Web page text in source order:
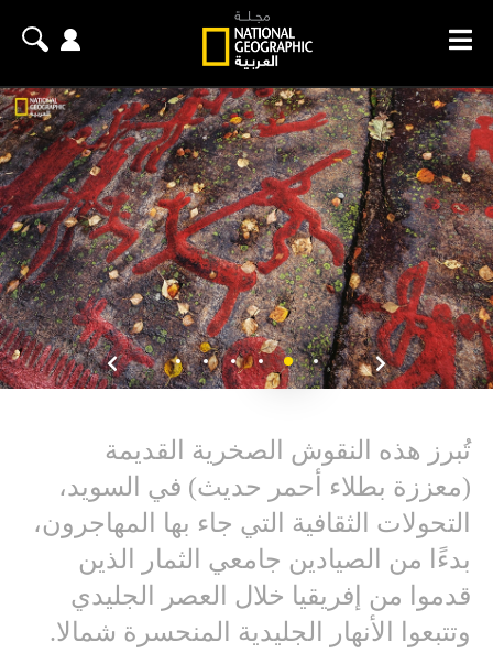
تُبرز هذه النقوش الصخرية القديمة
(معززة بطلاء أحمر حديث) في السويد،
التحولات الثقافية التي جاء بها المهاجرون،
بدءًا من الصيادين جامعي الثمار الذين
قدموا من إفريقيا خلال العصر الجليدي
وتتبعوا الأنهار الجليدية المنحسرة شمالا.